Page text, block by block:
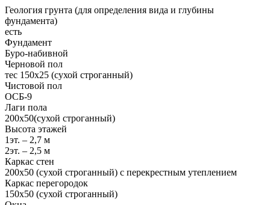
Геология грунта (для определения вида и глубины
фундамента)
есть
Фундамент
Буро-набивной
Черновой пол
тес 150х25 (сухой строганный)
Чистовой пол
ОСБ-9
Лаги пола
200х50(сухой строганный)
Высота этажей
1эт. – 2,7 м
2эт. – 2,5 м
Каркас стен
200х50 (сухой строганный) с перекрестным утеплением
Каркас перегородок
150х50 (сухой строганный)